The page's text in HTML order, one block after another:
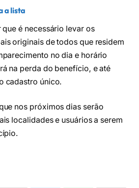
a lista
é necessário levar os
originais de todos que residem
no dia e horário
na perda do benefício, e até
cadastro único.
nos próximos dias serão
localidades e usuários a serem